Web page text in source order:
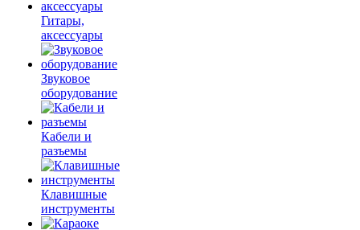
Гитары,
аксессуары
Звуковое
оборудование
Кабели и
разъемы
Клавишные
инструменты